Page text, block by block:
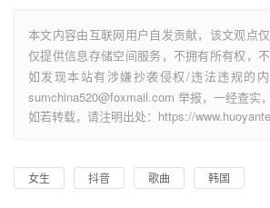
本文内容由互联网用户自发贡献，该文观点
仅提供信息存储空间服务，不拥有所有权，不
如发现本站有涉嫌抄袭侵权/违法违规的
sumchina520@foxmail.com 举报，一经查实
如若转载，请注明出处：https://
女生 抖音 歌曲 韩国